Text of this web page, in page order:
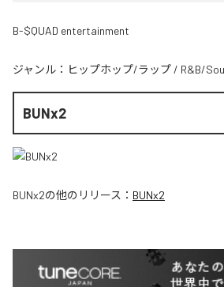
B-$QUAD entertainment
ジャンル： ヒップホップ/ラップ / R&B/
BUNx2
BUNx2の他のリリース： BUNx2